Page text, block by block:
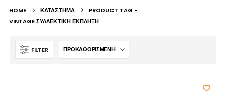
HOME ΚΑΤΆΣΤΗΜΑ
PRODUCT TAG -
VINTAGE ΣΥΛΛΕΚΤΙΚΉ ΈΚΠΛΗΞΗ
FILTER